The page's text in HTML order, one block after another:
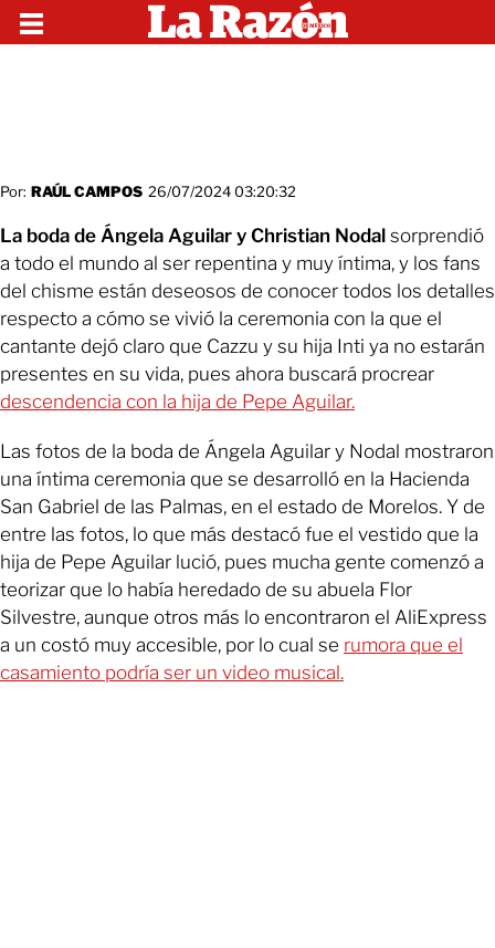
Por: RAÚL CAMPOS 26/07/2024 03:20:32
La boda de Ángela Aguilar y Christian Nodal sorprendió
a todo el mundo al ser repentina y muy íntima, y los fans
del chisme están deseosos de conocer todos los detalles
respecto a cómo se vivió la ceremonia con la que el
cantante dejó claro que Cazzu y su hija Inti ya no estarán
presentes en su vida, pues ahora buscará procrear
descendencia con la hija de Pepe Aguilar.
Las fotos de la boda de Ángela Aguilar y Nodal mostraron
una íntima ceremonia que se desarrolló en la Hacienda
San Gabriel de las Palmas, en el estado de Morelos. Y de
entre las fotos, lo que más destacó fue el vestido que la
hija de Pepe Aguilar lució, pues mucha gente comenzó a
teorizar que lo había heredado de su abuela Flor
Silvestre, aunque otros más lo encontraron el AliExpress
a un costó muy accesible, por lo cual se rumora que el
casamiento podría ser un video musical.